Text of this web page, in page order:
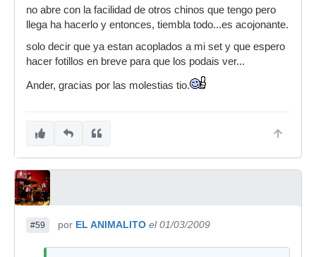
no abre con la facilidad de otros chinos que tengo pero
llega ha hacerlo y entonces, tiembla todo...es acojonante.
solo decir que ya estan acoplados a mi set y que espero
hacer fotillos en breve para que los podais ver...
Ander, gracias por las molestias tio.
#59 por EL ANIMALITO el 01/03/2009